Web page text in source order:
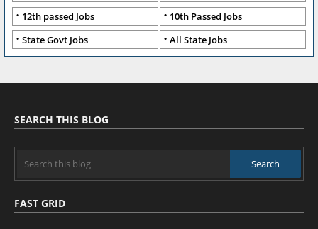
12th passed Jobs
10th Passed Jobs
State Govt Jobs
All State Jobs
SEARCH THIS BLOG
FAST GRID